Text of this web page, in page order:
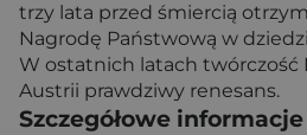
trzy lata przed śmiercią
Nagrodę Państwową w
W ostatnich latach twórczość
Austrii prawdziwy renesans.
Szczegółowe